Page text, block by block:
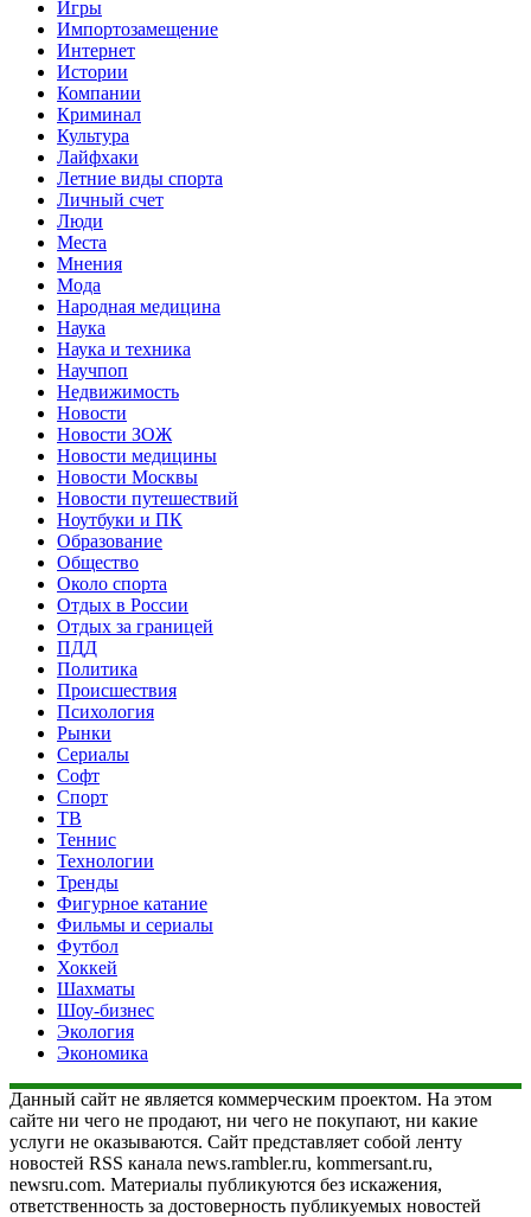
Игры
Импортозамещение
Интернет
Истории
Компании
Криминал
Культура
Лайфхаки
Летние виды спорта
Личный счет
Люди
Места
Мнения
Мода
Народная медицина
Наука
Наука и техника
Научпоп
Недвижимость
Новости
Новости ЗОЖ
Новости медицины
Новости Москвы
Новости путешествий
Ноутбуки и ПК
Образование
Общество
Около спорта
Отдых в России
Отдых за границей
ПДД
Политика
Происшествия
Психология
Рынки
Сериалы
Софт
Спорт
ТВ
Теннис
Технологии
Тренды
Фигурное катание
Фильмы и сериалы
Футбол
Хоккей
Шахматы
Шоу-бизнес
Экология
Экономика
Данный сайт не является коммерческим проектом. На этом
сайте ни чего не продают, ни чего не покупают, ни какие
услуги не оказываются. Сайт представляет собой ленту
новостей RSS канала news.rambler.ru, kommersant.ru,
newsru.com. Материалы публикуются без искажения,
ответственность за достоверность публикуемых новостей